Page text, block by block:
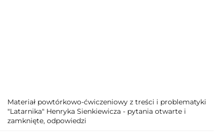
Materiał powtórkowo-ćwiczeniowy z treści i problematyki
"Latarnika" Henryka Sienkiewicza - pytania otwarte i
zamknięte, odpowiedzi